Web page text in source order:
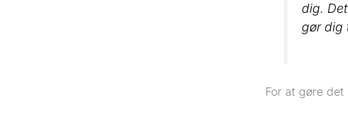
dig.
gør dig
For at gøre